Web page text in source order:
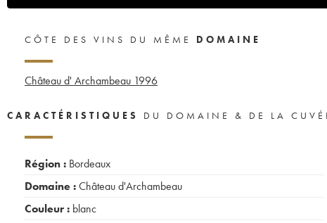
CÔTE DES VINS DU MÊME DOMAINE
Château d' Archambeau 1996
CARACTÉRISTIQUES DU DOMAINE & DE LA
Région : Bordeaux
Domaine :Château d'Archambeau
Couleur : blanc